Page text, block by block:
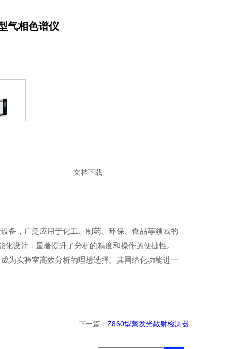
气相色谱仪
文档下载
备，广泛应用于化工、制药、环保、食品等领域的
设计，显著提升了分析的精度和操作的便捷性。
为实验室高效分析的理想选择。其网络化功能进一
下一篇： Z860型蒸发光散射检测器